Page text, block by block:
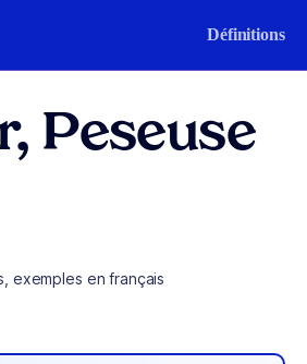
Définitions
Peseuse
exemples en français